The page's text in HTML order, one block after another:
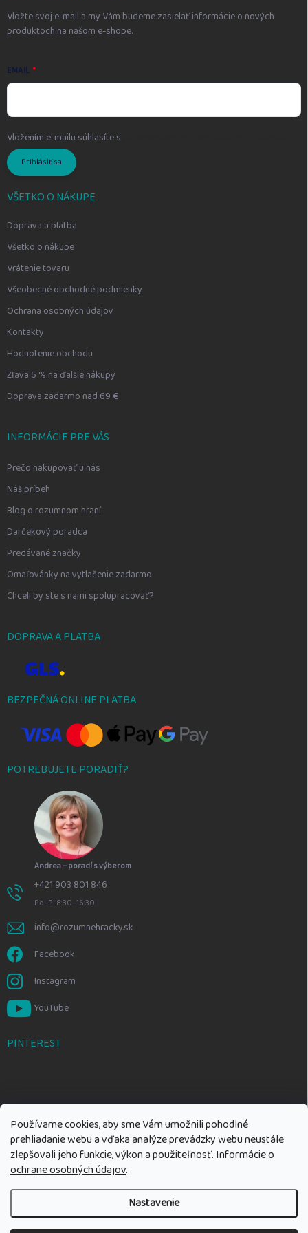
Používame cookies, aby sme Vám umožnili pohodlné
prehliadanie webu a vďaka analýze prevádzky webu neustále
zlepšovali jeho funkcie, výkon a použiteľnosť.Informácie o
ochrane osobných údajov.
Nastavenie
Vložte svoj e-mail a my Vám budeme zasielať informácie o nových
produktoch na našom e-shope.
EMAIL
Vložením e-mailu súhlasíte s
Prihlásiť sa
VŠETKO O NÁKUPE
Doprava a platba
Všetko o nákupe
Vrátenie tovaru
Všeobecné obchodné podmienky
Ochrana osobných údajov
Kontakty
Hodnotenie obchodu
Zľava 5 % na ďalšie nákupy
Doprava zadarmo nad 69 €
INFORMÁCIE PRE VÁS
Prečo nakupovať u nás
Náš príbeh
Blog o rozumnom hraní
Darčekový poradca
Predávané značky
Omaľovánky na vytlačenie zadarmo
Chceli by ste s nami spolupracovať?
DOPRAVA A PLATBA
BEZPEČNÁ ONLINE PLATBA
POTREBUJETE PORADIŤ?
Andrea – poradí s výberom
+421 903 801 846
Po–Pi 8:30–16:30
info@rozumnehracky.sk
Facebook
Instagram
YouTube
PINTEREST